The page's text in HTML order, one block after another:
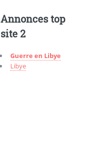
Annonces top
site 2
Guerre en Libye
Libye